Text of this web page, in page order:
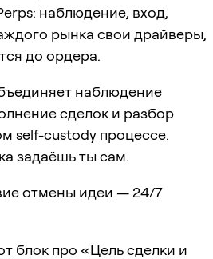
наблюдение, вход,
рынка свои драйверы,
до ордера.
наблюдение
сделок и разбор
self-custody процессе.
задаёшь ты сам.
отмены идеи — 24/7
блок про «Цель сделки и